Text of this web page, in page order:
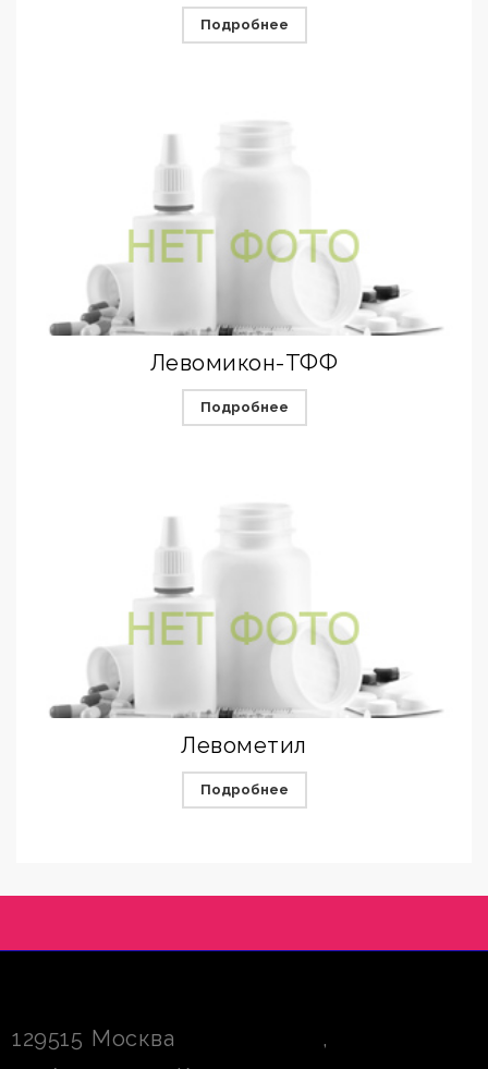
Подробнее
Левомикон-ТФФ
Подробнее
Левометил
Подробнее
129515 Москва
,